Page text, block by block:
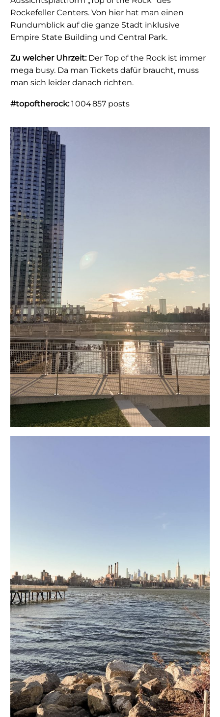
Rockefeller Centers. Von hier hat man einen
Rundumblick auf die ganze Stadt inklusive
Empire State Building und Central Park.
Zu welcher Uhrzeit:Der Top of the Rock ist immer
mega busy. Da man Tickets dafür braucht, muss
man sich leider danach richten.
#topoftherock:1 004 857 posts